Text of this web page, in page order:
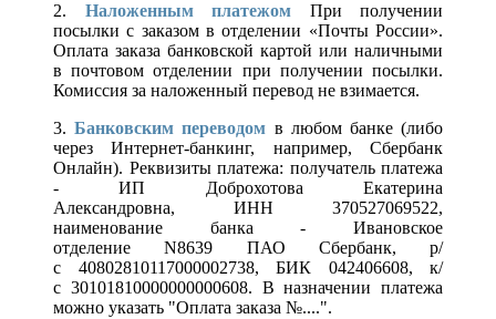
2. Наложенным платежом При получении
посылки с заказом в отделении «Почты России».
Оплата заказа банковской картой или наличными
в почтовом отделении при получении посылки.
Комиссия за наложенный перевод не взимается.
3.Банковским переводом в любом банке (либо
через Интернет-банкинг, например, Сбербанк
Онлайн). Реквизиты платежа: получатель платежа
- ИП Доброхотова Екатерина
Александровна, ИНН 370527069522,
наименование банка - Ивановское
отделение N8639 ПАО Сбербанк, р/
с 40802810117000002738, БИК 042406608, к/
с 30101810000000000608. В назначении платежа
можно указать "Оплата заказа №....".